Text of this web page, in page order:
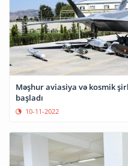
Məşhur aviasiya və kosmik
başladı
10-11-2022